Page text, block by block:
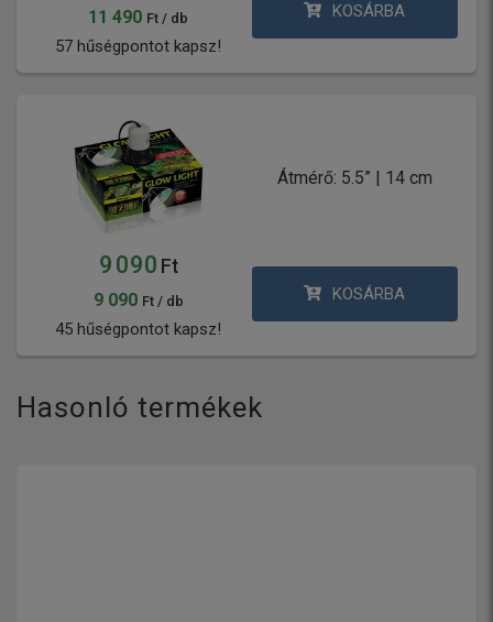
11 490 Ft / db
57 hűségpontot kapsz!
KOSÁRBA
Átmérő: 5.5” | 14 cm
9 090 Ft
9 090 Ft / db
45 hűségpontot kapsz!
KOSÁRBA
Hasonló termékek